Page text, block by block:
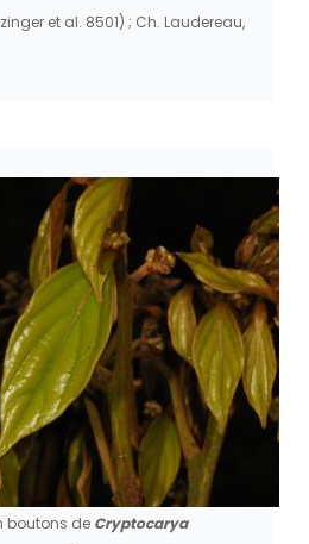
et al. 8501) ; Ch. Laudereau,
boutons de Cryptocarya